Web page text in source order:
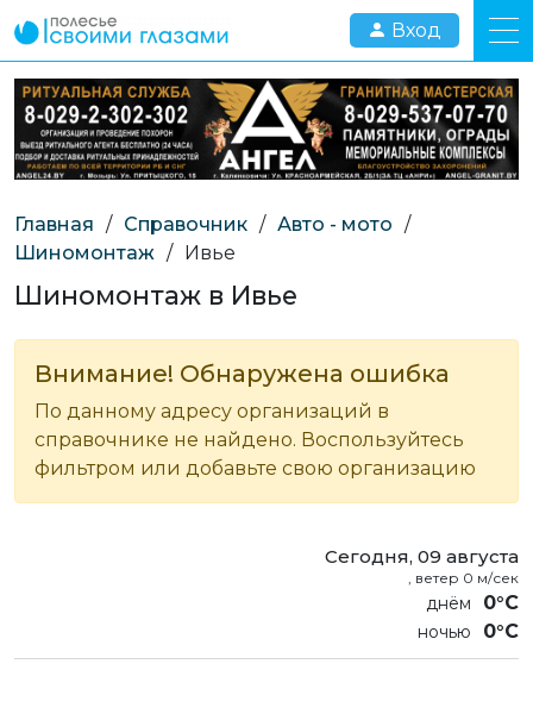
Вход
Главная / Справочник / Авто - мото /
Шиномонтаж / Ивье
Шиномонтаж в Ивье
Внимание! Обнаружена ошибка
По данному адресу организаций в
справочнике не найдено. Воспользуйтесь
фильтром или добавьте свою организацию
Сегодня, 09 августа
, ветер 0 м/сек
0°C
0°C